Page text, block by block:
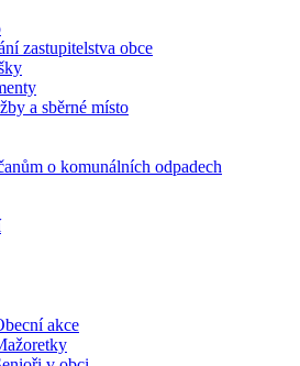
zastupitelstva obce
a sběrné místo
o komunálních odpadech
akce